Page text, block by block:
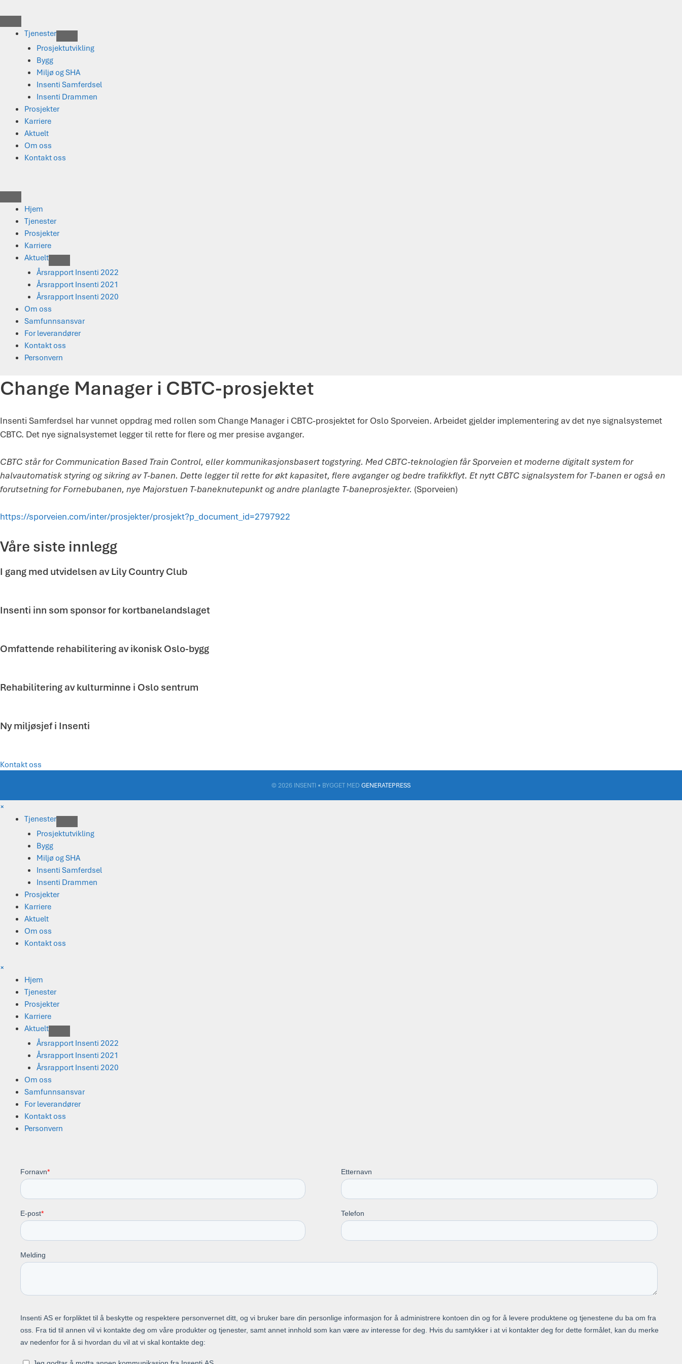
til
innholdTjenester
Prosjektutvikling
Bygg
Miljø og SHA
Insenti Samferdsel
Insenti Drammen
Prosjekter
Karriere
Aktuelt
Om oss
Kontakt oss
Hjem
Tjenester
Prosjekter
Karriere
Aktuelt
Årsrapport Insenti 2022
Årsrapport Insenti 2021
Årsrapport Insenti 2020
Om oss
Samfunnsansvar
For leverandører
Kontakt oss
Personvern
Change Manager i CBTC-prosjektet
Insenti Samferdsel har vunnet oppdrag med rollen som Change Manager i CBTC-prosjektet for Oslo Sporveien. Arbeidet gjelder implementering av det nye signalsystemet
CBTC. Det nye signalsystemet legger til rette for flere og mer presise avganger.
CBTC står for Communication Based Train Control, eller kommunikasjonsbasert togstyring. Med CBTC-teknologien får Sporveien et moderne digitalt system for
halvautomatisk styring og sikring av T-banen. Dette legger til rette for økt kapasitet, flere avganger og bedre trafikkflyt. Et nytt CBTC signalsystem for T-banen er også en
forutsetning for Fornebubanen, nye Majorstuen T-baneknutepunkt og andre planlagte T-baneprosjekter. (Sporveien)
https://sporveien.com/inter/prosjekter/prosjekt?p_document_id=2797922
Våre siste innlegg
I gang med utvidelsen av Lily Country Club
Insenti inn som sponsor for kortbanelandslaget
Omfattende rehabilitering av ikonisk Oslo-bygg
Rehabilitering av kulturminne i Oslo sentrum
Ny miljøsjef i Insenti
Kontakt oss
© 2026 INSENTI • BYGGET MED GENERATEPRESS
×
Tjenester
Prosjektutvikling
Bygg
Miljø og SHA
Insenti Samferdsel
Insenti Drammen
Prosjekter
Karriere
Aktuelt
Om oss
Kontakt oss
×
Hjem
Tjenester
Prosjekter
Karriere
Aktuelt
Årsrapport Insenti 2022
Årsrapport Insenti 2021
Årsrapport Insenti 2020
Om oss
Samfunnsansvar
For leverandører
Kontakt oss
Personvern